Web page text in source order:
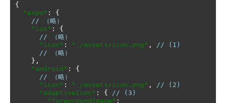
{
"expo" :
{
// （略）
"ios" :
{
// （略）
"icon" : "./assets/icon.png" ,
// (1)
// （略）
},
"android" :
{
// （略）
"icon" : "./assets/icon.png" ,
// (2)
"adaptiveIcon" : {
// (3)
"foregroundImage" :